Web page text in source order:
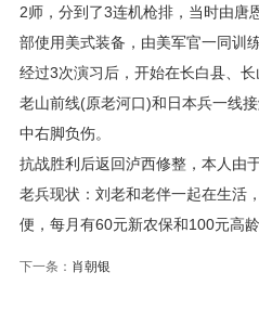
2师，分到了3连机枪排，当时由唐
部使用美式装备，由美军官一同训
经过3次演习后，开始在长白县、
老山前线(原老河口)和日本兵一线
中右脚负伤。
抗战胜利后返回泸西修整，本人由
老兵现状：刘老和老伴一起在生活
便，每月有60元新农保和100元高
下一条： 肖朝银